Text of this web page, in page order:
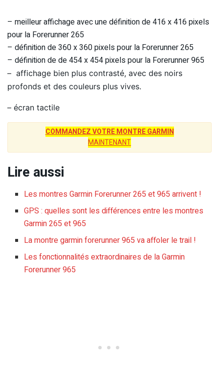
– meilleur affichage avec une définition de 416 x 416 pixels
pour la Forerunner 265
– définition de 360 x 360 pixels pour la Forerunner 265
– définition de de 454 x 454 pixels pour la Forerunner 965
– affichage bien plus contrasté, avec des noirs
profonds et des couleurs plus vives.
– écran tactile
COMMANDEZ VOTRE MONTRE GARMIN
MAINTENANT
Lire aussi
Les montres Garmin Forerunner 265 et 965 arrivent !
GPS : quelles sont les différences entre les montres
Garmin 265 et 965
La montre garmin forerunner 965 va affoler le trail !
Les fonctionnalités extraordinaires de la Garmin
Forerunner 965